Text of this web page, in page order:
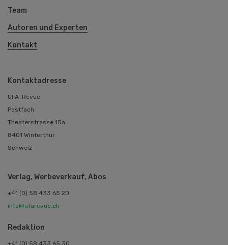
Team
Autoren und Experten
Kontakt
Kontaktadresse
UFA-Revue
Postfach
Theaterstrasse 15a
8401 Winterthur
Schweiz
Verlag, Werbeverkauf, Abos
+41 (0) 58 433 65 20
info@ufarevue.ch
Redaktion